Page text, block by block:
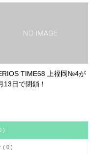
TIME68 上福岡№4が
13日で閉鎖！
)
( 0 )